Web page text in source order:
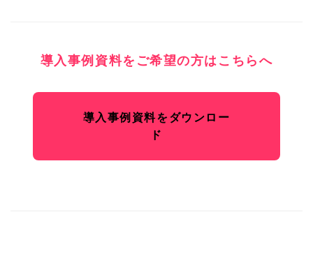
導入事例資料をご希望の方はこちらへ
導入事例資料をダウンロー
ド